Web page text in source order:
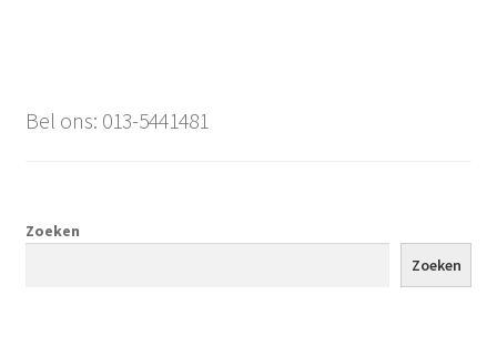
Bel ons: 013-5441481
Zoeken
Zoeken